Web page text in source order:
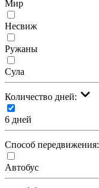
Мир
Несвиж
Ружаны
Сула
Количество дней:
6 дней
Cпособ передвижения:
Автобус